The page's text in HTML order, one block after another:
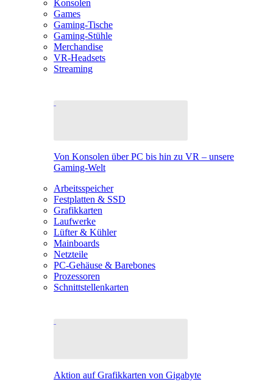
Konsolen
Games
Gaming-Tische
Gaming-Stühle
Merchandise
VR-Headsets
Streaming
Von Konsolen über PC bis hin zu VR – unsere
Gaming-Welt
Arbeitsspeicher
Festplatten & SSD
Grafikkarten
Laufwerke
Lüfter & Kühler
Mainboards
Netzteile
PC-Gehäuse & Barebones
Prozessoren
Schnittstellenkarten
Aktion auf Grafikkarten von Gigabyte